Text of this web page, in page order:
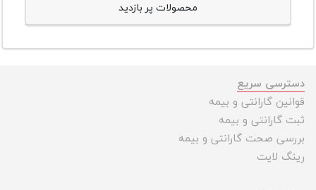
محصولات پر بازدید
دسترسی سریع
قوانین گارانتی و بیمه
ثبت گارانتی و بیمه
بررسی صحت گارانتی و بیمه
رینگ لایت